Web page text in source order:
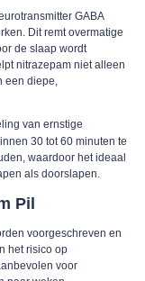
GABA
Dit remt overmatige
de slaap wordt
nitrazepam niet alleen
diepe,
van ernstige
30 tot 60 minuten te
waardoor het ideaal
als doorslapen.
Pil
voorgeschreven en
het risico op
voor